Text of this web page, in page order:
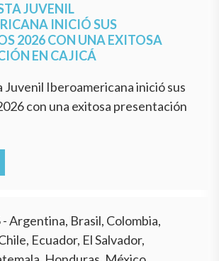
JUVENIL
INICIÓ SUS
2026 CON UNA EXITOSA
EN CAJICÁ
Juvenil Iberoamericana inició sus
con una exitosa presentación
- Argentina, Brasil, Colombia,
Ecuador, El Salvador,